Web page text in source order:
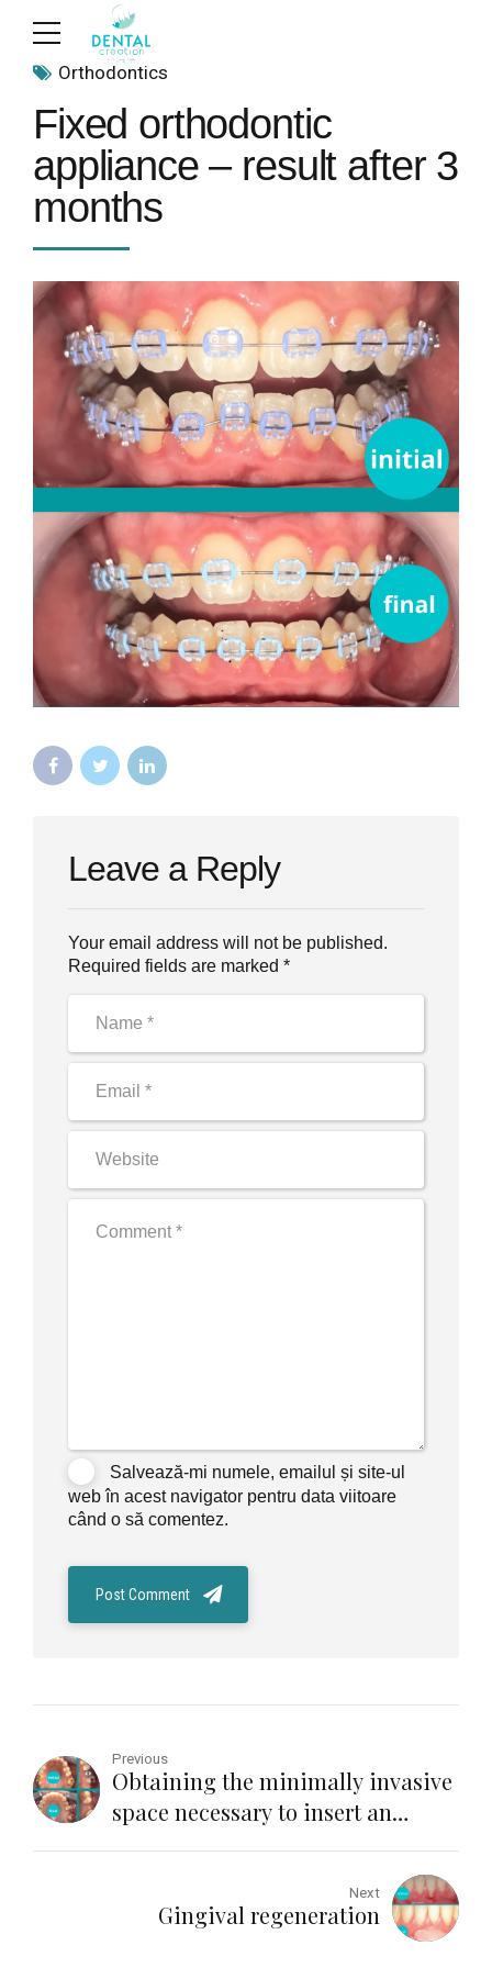
Orthodontics
Fixed orthodontic
appliance – result after 3
months
Leave a Reply
Your email address will not be published.
Required fields are marked *
Salvează-mi numele, emailul și site-ul
web în acest navigator pentru data viitoare
când o să comentez.
Post Comment
Previous
Obtaining the minimally invasive
space necessary to insert an
Next
Gingival regeneration